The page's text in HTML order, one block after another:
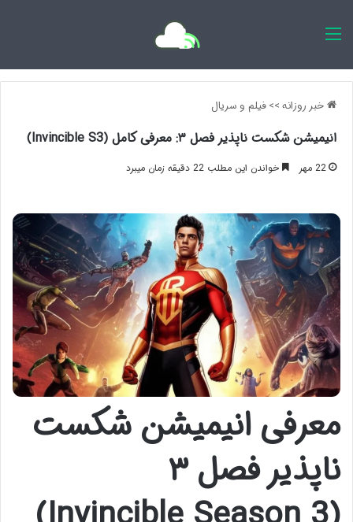
خبر روزانه>>فیلم و سریال
انیمیشن شکست ناپذیر فصل ۳: معرفی کامل (Invincible S3)
22 مهر خواندن این مطلب 22 دقیقه زمان میبرد
معرفی انیمیشن شکست
ناپذیر فصل ۳